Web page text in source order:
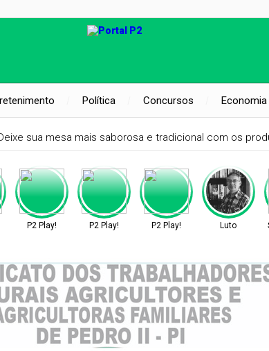
Política Concursos Economia
sua mesa mais saborosa e tradicional com os
P2 Play! P2 Play! P2 Play! Luto